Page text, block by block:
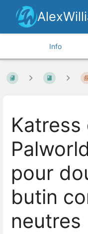
Info
Katress
pour
butin
neutres